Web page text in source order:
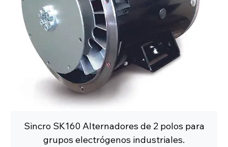
Sincro SK160 Alternadores de 2 polos para
grupos electrógenos industriales.